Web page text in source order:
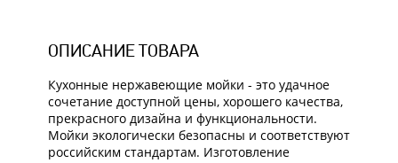
ОПИСАНИЕ ТОВАРА
Кухонные нержавеющие мойки - это удачное
сочетание доступной цены, хорошего качества,
прекрасного дизайна и функциональности.
Мойки экологически безопасны и соответствуют
российским стандартам. Изготовление